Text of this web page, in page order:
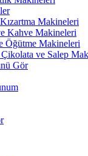
Makineleri
Kahve Makineleri
Öğütme Makineleri
Çikolata ve Salep
Gör